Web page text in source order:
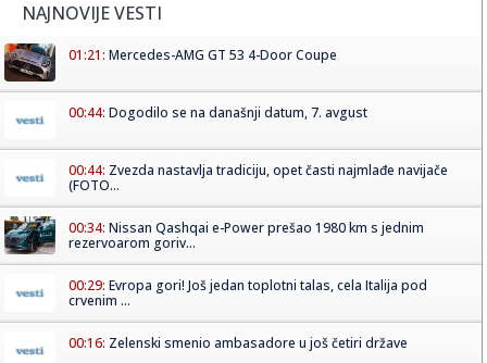
NAJNOVIJE VESTI
01:21: Mercedes-AMG GT 53 4-Door Coupe
00:44: Dogodilo se na današnji datum, 7. avgust
00:44: Zvezda nastavlja tradiciju, opet časti najmlađe navijače
(FOTO...
00:34: Nissan Qashqai e-Power prešao 1980 km s jednim
rezervoarom goriv...
00:29: Evropa gori! Još jedan toplotni talas, cela Italija pod
crvenim ...
00:16: Zelenski smenio ambasadore u još četiri države